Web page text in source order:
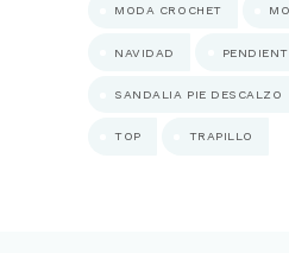
MODA CROCHET
NAVIDAD
SANDALIA PIE DESCALZO
TOP TRAPILLO